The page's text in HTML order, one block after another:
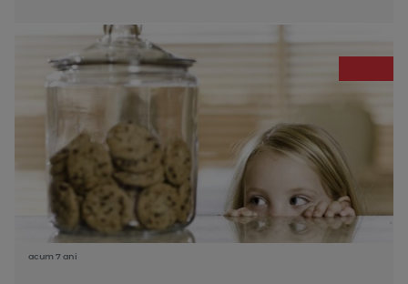
acum 7 ani